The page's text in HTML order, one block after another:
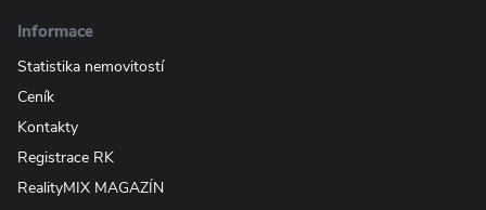
Informace
Statistika nemovitostí
Ceník
Kontakty
Registrace RK
RealityMIX MAGAZÍN